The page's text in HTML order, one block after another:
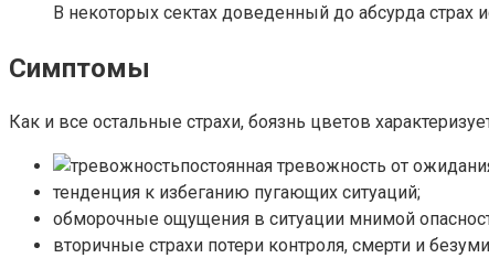
В некоторых сектах доведенный до абсурда
Симптомы
Как и все остальные страхи, боязнь цветов
постоянная тревожность от
тенденция к избеганию пугающих ситуаций;
обморочные ощущения в ситуации мнимой
вторичные страхи потери контроля, смерти и